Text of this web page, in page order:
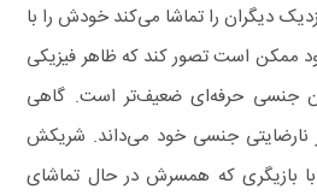
دیگران را تماشا می‌کند خودش را با
ممکن است تصور کند که ظاهر فیزیکی
جنسی حرفه‌ای ضعیف‌تر است. گاهی
نارضایتی جنسی خود می‌داند. شریکش
بازیگری که همسرش در حال تماشای